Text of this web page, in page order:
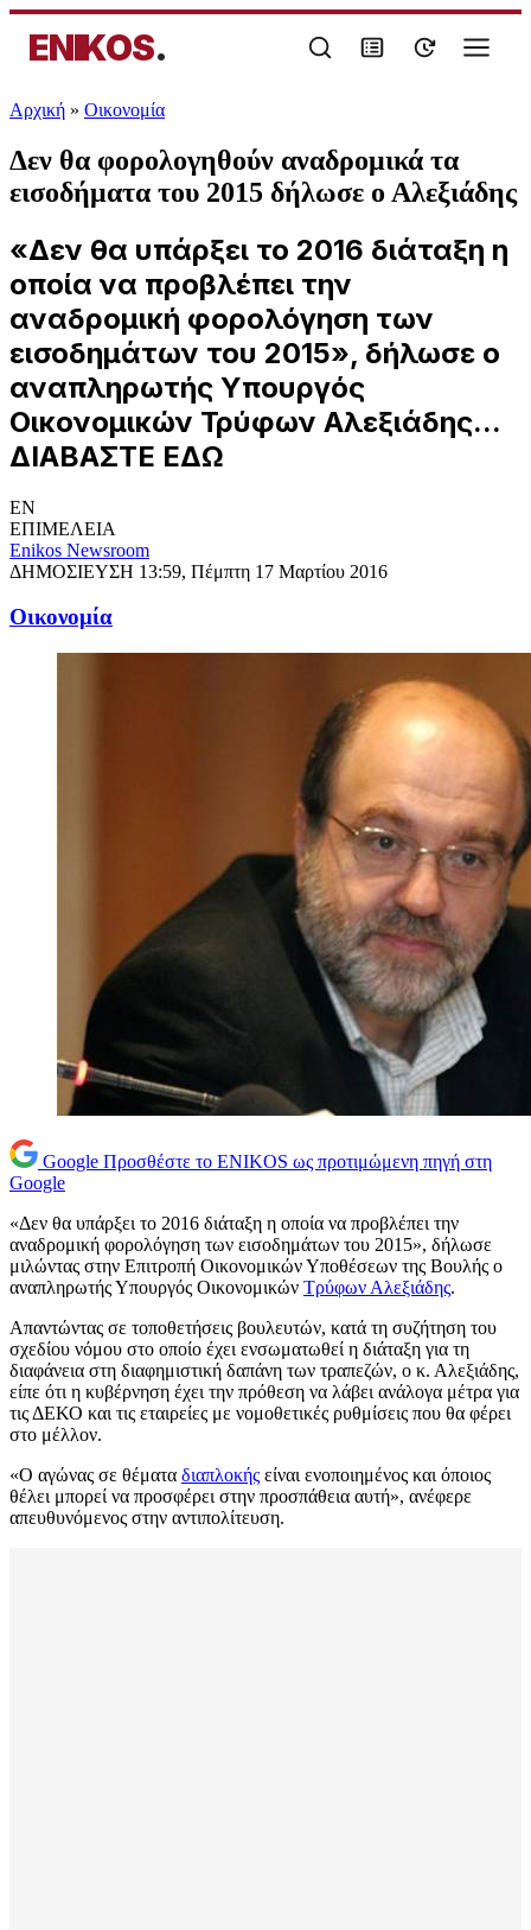
ENIKOS.
Αρχική » Oικονομία
Δεν θα φορολογηθούν αναδρομικά τα
εισοδήματα του 2015 δήλωσε ο Αλεξιάδης
«Δεν θα υπάρξει το 2016 διάταξη η
οποία να προβλέπει την
αναδρομική φορολόγηση των
εισοδημάτων του 2015», δήλωσε ο
αναπληρωτής Υπουργός
Οικονομικών Τρύφων Αλεξιάδης...
ΔΙΑΒΑΣΤΕ ΕΔΩ
EN
ΕΠΙΜΕΛΕΙΑ
Enikos Newsroom
ΔΗΜΟΣΙΕΥΣΗ 13:59, Πέμπτη 17 Μαρτίου 2016
Oικονομία
Google Προσθέστε το ENIKOS ως προτιμώμενη πηγή στη
Google
«Δεν θα υπάρξει το 2016 διάταξη η οποία να προβλέπει την
αναδρομική φορολόγηση των εισοδημάτων του 2015», δήλωσε
μιλώντας στην Επιτροπή Οικονομικών Υποθέσεων της Βουλής ο
αναπληρωτής Υπουργός Οικονομικών Τρύφων Αλεξιάδης.
Απαντώντας σε τοποθετήσεις βουλευτών, κατά τη συζήτηση του
σχεδίου νόμου στο οποίο έχει ενσωματωθεί η διάταξη για τη
διαφάνεια στη διαφημιστική δαπάνη των τραπεζών, ο κ. Αλεξιάδης,
είπε ότι η κυβέρνηση έχει την πρόθεση να λάβει ανάλογα μέτρα για
τις ΔΕΚΟ και τις εταιρείες με νομοθετικές ρυθμίσεις που θα φέρει
στο μέλλον.
«Ο αγώνας σε θέματα διαπλοκής είναι ενοποιημένος και όποιος
θέλει μπορεί να προσφέρει στην προσπάθεια αυτή», ανέφερε
απευθυνόμενος στην αντιπολίτευση.